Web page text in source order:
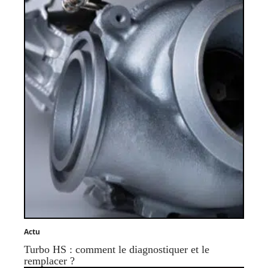
Actu
Turbo HS : comment le diagnostiquer et le
remplacer ?